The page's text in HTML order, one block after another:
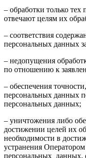
– обработки только
отвечают целям их
– соответствия
персональных данных
– недопущения
по отношению к
– обеспечения
персональных данных
персональных данных;
– уничтожения либо
достижении целей их
необходимости в
устранения
персональных данных,